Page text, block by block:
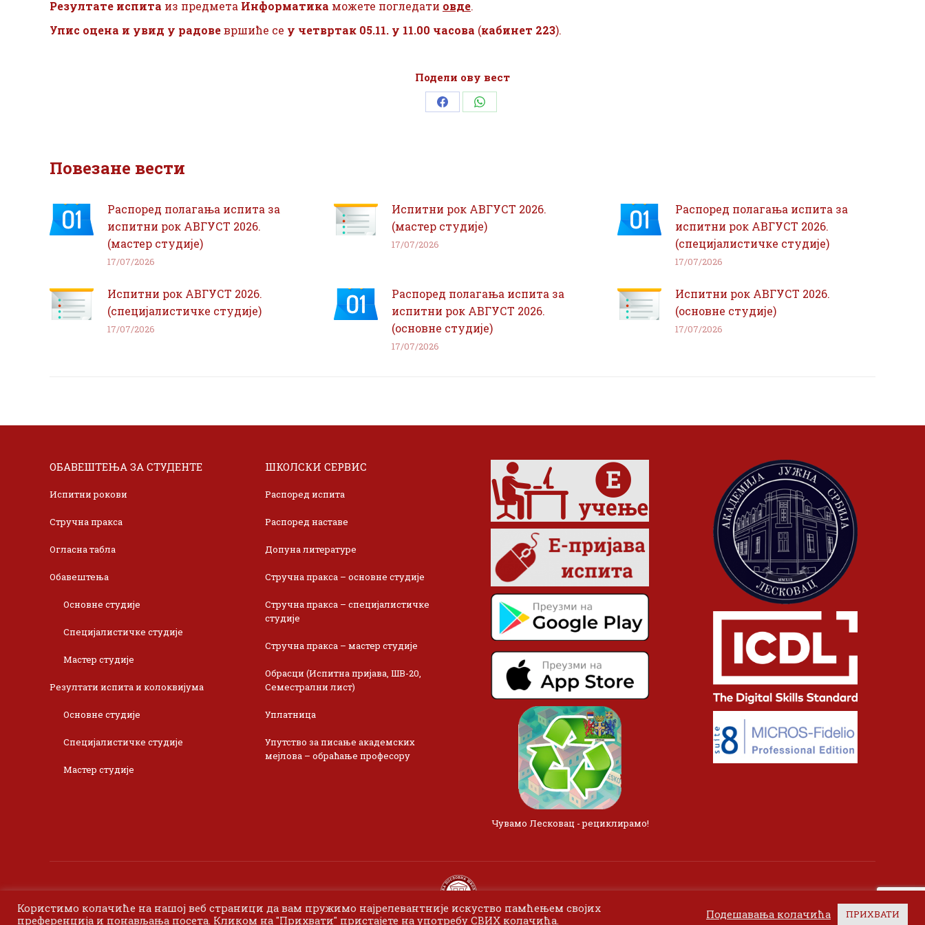
Резултате испита из предмета Информатика можете погледати овде.
Упис оцена и увид у радовевршиће се у четвртак 05.11. у 11.00 часова (кабинет 223).
Подели ову вест
Share Share
Повезане вести
Распоред полагања испита за
испитни рок АВГУСТ 2026.
(мастер студије)
17/07/2026
Испитни рок АВГУСТ 2026.
(мастер студије)
17/07/2026
Распоред полагања испита за
испитни рок АВГУСТ 2026.
(специјалистичке студије)
17/07/2026
Испитни рок АВГУСТ 2026.
(специјалистичке студије)
17/07/2026
Распоред полагања испита за
испитни рок АВГУСТ 2026.
(основне студије)
17/07/2026
Испитни рок АВГУСТ 2026.
(основне студије)
17/07/2026
ОБАВЕШТЕЊА ЗА СТУДЕНТЕ
Испитни рокови
Стручна пракса
Огласна табла
Обавештења
Основне студије
Специјалистичке студије
Мастер студије
Резултати испита и колоквијума
Основне студије
Специјалистичке студије
Мастер студије
ШКОЛСКИ СЕРВИС
Распоред испита
Распоред наставе
Допуна литературе
Стручна пракса – основне студије
Стручна пракса – специјалистичке
студије
Стручна пракса – мастер студије
Обрасци (Испитна пријава, ШВ-20,
Семестрални лист)
Уплатница
Упутство за писање академских
мејлова – обраћање професору
Чувамо Лесковац - рециклирамо!
Користимо колачиће на нашој веб страници да вам пружимо најрелевантније искуство памћењем својих
преференција и понављања посета. Кликом на "Прихвати" пристајете на употребу СВИХ колачића.
Подешавања колачића ПРИХВАТИ